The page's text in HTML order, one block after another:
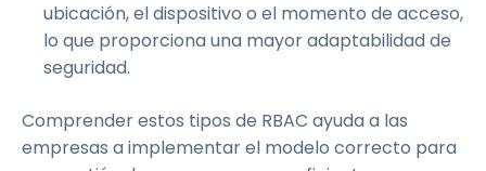
ubicación, el dispositivo o el momento de acceso,
lo que proporciona una mayor adaptabilidad de
seguridad.
Comprender estos tipos de RBAC ayuda a las
empresas a implementar el modelo correcto para